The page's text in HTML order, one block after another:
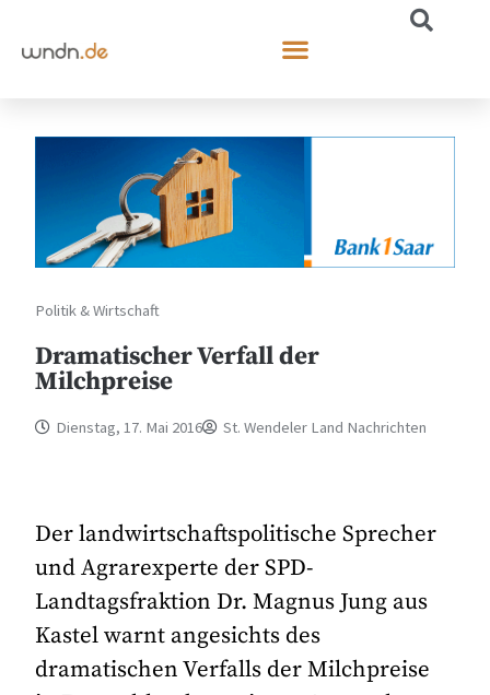
Politik & Wirtschaft
Dramatischer Verfall der
Milchpreise
Dienstag, 17. Mai 2016 St. Wendeler Land Nachrichten
Der landwirtschaftspolitische Sprecher
und Agrarexperte der SPD-
Landtagsfraktion Dr. Magnus Jung aus
Kastel warnt angesichts des
dramatischen Verfalls der Milchpreise